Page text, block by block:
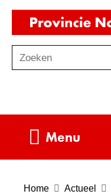
o
Zoeken
Menu
Home Actueel